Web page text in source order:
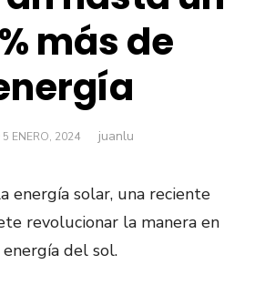
más de
PUBLICADO
5 ENERO, 2024 Autor
juanlu
energía solar, una reciente
revolucionar la manera en
del sol.